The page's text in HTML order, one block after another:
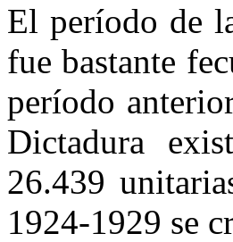
El período de
fue bastante
período
Dictadura
26.439
1924-1929 se